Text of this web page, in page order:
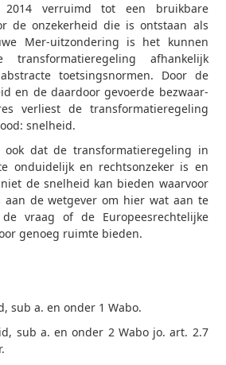
verruimd tot een bruikbare
de onzekerheid die is ontstaan als
Mer-uitzondering is het kunnen
afhankelijk
toetsingsnormen. Door de
en de daardoor gevoerde bezwaar-
verliest de transformatieregeling
snelheid.
ook dat de transformatieregeling in
onduidelijk en rechtsonzeker is en
de snelheid kan bieden waarvoor
aan de wetgever om hier wat aan te
vraag of de Europeesrechtelijke
genoeg ruimte bieden.
sub a. en onder 1 Wabo.
sub a. en onder 2 Wabo jo. art. 2.7